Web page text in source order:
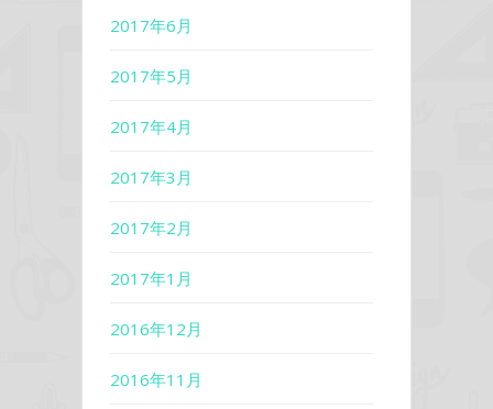
2017年6月
2017年5月
2017年4月
2017年3月
2017年2月
2017年1月
2016年12月
2016年11月